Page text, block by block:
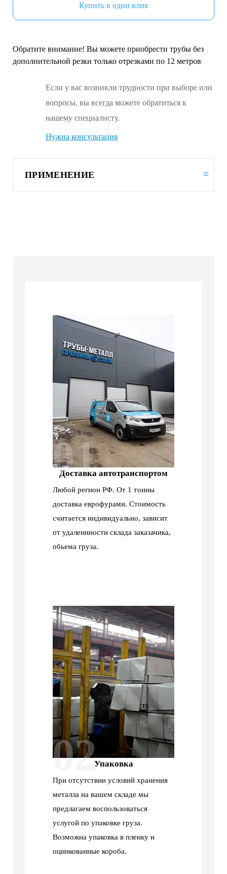
Купить в один клик
Обратите внимание! Вы можете приобрести трубы без
дополнительной резки только отрезками по 12 метров
Если у вас возникли трудности при выборе или
вопросы, вы всегда можете обратиться к
нашему специалисту.
Нужна консультация
ПРИМЕНЕНИЕ
01
Доставка автотранспортом
Любой регион РФ. От 1 тонны
доставка еврофурами. Стоимость
считается индивидуально, зависит
от удаленнности склада заказачика,
обьема груза.
02Упаковка
При отсутствии условий хранения
металла на вашем складе мы
предлагаем воспользоваться
услугой по упаковке груза.
Возможна упаковка в пленку и
оцинкованные короба.